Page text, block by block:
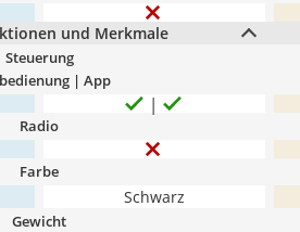
und Merkmale
Steuerung
| App
Radio
Farbe
Schwarz
Gewicht